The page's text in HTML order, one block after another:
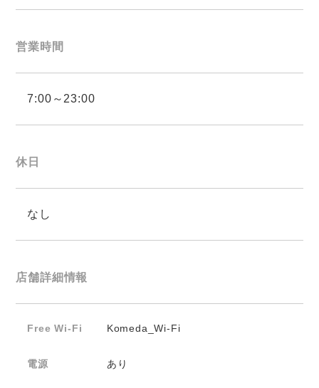
営業時間
7:00～23:00
休日
なし
店舗詳細情報
Free Wi-Fi Komeda_Wi-Fi
電源 あり